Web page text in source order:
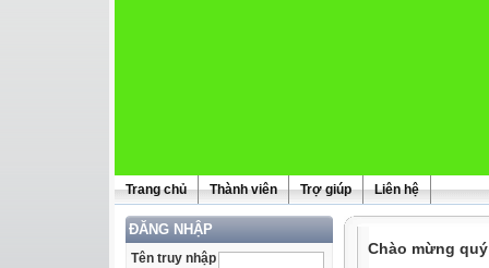
Trang chủ Thành viên Trợ giúp Liên hệ
ĐĂNG NHẬP
Tên truy nhập
Chào mừng